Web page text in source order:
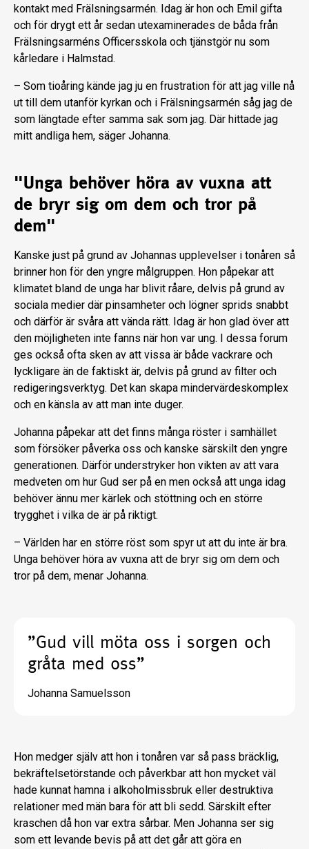
kontakt med Frälsningsarmén. Idag är hon och Emil gifta
och för drygt ett år sedan utexaminerades de båda från
Frälsningsarméns Officersskola och tjänstgör nu som
kårledare i Halmstad.
– Som tioåring kände jag ju en frustration för att jag ville nå
ut till dem utanför kyrkan och i Frälsningsarmén såg jag de
som längtade efter samma sak som jag. Där hittade jag
mitt andliga hem, säger Johanna.
"Unga behöver höra av vuxna att
de bryr sig om dem och tror på
dem"
Kanske just på grund av Johannas upplevelser i tonåren så
brinner hon för den yngre målgruppen. Hon påpekar att
klimatet bland de unga har blivit råare, delvis på grund av
sociala medier där pinsamheter och lögner sprids snabbt
och därför är svåra att vända rätt. Idag är hon glad över att
den möjligheten inte fanns när hon var ung. I dessa forum
ges också ofta sken av att vissa är både vackrare och
lyckligare än de faktiskt är, delvis på grund av filter och
redigeringsverktyg. Det kan skapa mindervärdeskomplex
och en känsla av att man inte duger.
Johanna påpekar att det finns många röster i samhället
som försöker påverka oss och kanske särskilt den yngre
generationen. Därför understryker hon vikten av att vara
medveten om hur Gud ser på en men också att unga idag
behöver ännu mer kärlek och stöttning och en större
trygghet i vilka de är på riktigt.
– Världen har en större röst som spyr ut att du inte är bra.
Unga behöver höra av vuxna att de bryr sig om dem och
tror på dem, menar Johanna.
”Gud vill möta oss i sorgen och
gråta med oss”
Johanna Samuelsson
Hon medger själv att hon i tonåren var så pass bräcklig,
bekräftelsetörstande och påverkbar att hon mycket väl
hade kunnat hamna i alkoholmissbruk eller destruktiva
relationer med män bara för att bli sedd. Särskilt efter
kraschen då hon var extra sårbar. Men Johanna ser sig
som ett levande bevis på att det går att göra en